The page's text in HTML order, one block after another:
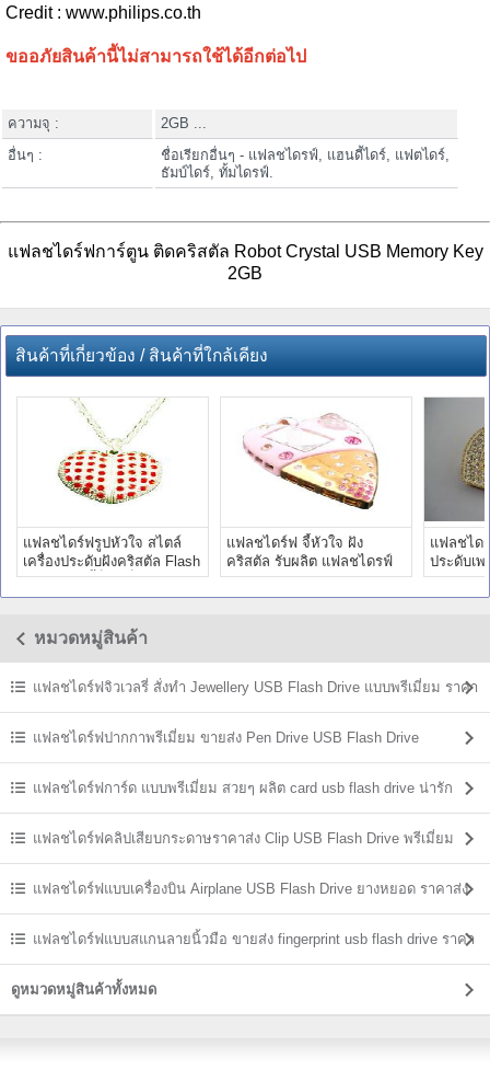
Credit : www.philips.co.th
ขออภัยสินค้านี้ไม่สามารถใช้ได้อีกต่อไป
ความจุ :
2GB ...
อื่นๆ :
ชื่อเรียกอื่นๆ - แฟลชไดรฟ์, แฮนดี้ไดร์, แฟตไดร์,
ธัมบ์ไดร์, ทั้มไดรฟ์.
แฟลชไดร์ฟการ์ตูน ติดคริสตัล Robot Crystal USB Memory Key
2GB
สินค้าที่เกี่ยวข้อง / สินค้าที่ใกล้เคียง
แฟลชไดร์ฟรูปหัวใจ สไตล์
เครื่องประดับฝังคริสตัล Flash
Drive แบบจี้ล็อกเก็ต
แฟลชไดร์ฟ จี้หัวใจ ฝัง
คริสตัล รับผลิต แฟลชไดรฟ์
ประดับเพชรเทียม ราคาถูก
แฟลชได
ประดับเพ
กุญแจ แ
หมวดหมู่สินค้า
แฟลชไดร์ฟจิวเวลรี่ สั่งทำ Jewellery USB Flash Drive แบบพรีเมี่ยม ราคา
ส่ง แฟลชไดร์ฟปากกาพรีเมี่ยม ขายส่ง Pen Drive USB Flash Drive
แฟลชไดร์ฟการ์ด แบบพรีเมี่ยม สวยๆ ผลิต card usb flash drive น่ารัก
แฟลชไดร์ฟคลิปเสียบกระดาษราคาส่ง Clip USB Flash Drive พรีเมี่ยม
ราคาถูกแฟลชไดร์ฟแบบเครื่องบิน Airplane USB Flash Drive ยางหยอด ราคาส่ง
แฟลชไดร์ฟแบบสแกนลายนิ้วมือ ขายส่ง fingerprint usb flash drive ราคา
ถูก
ดูหมวดหมู่สินค้าทั้งหมด